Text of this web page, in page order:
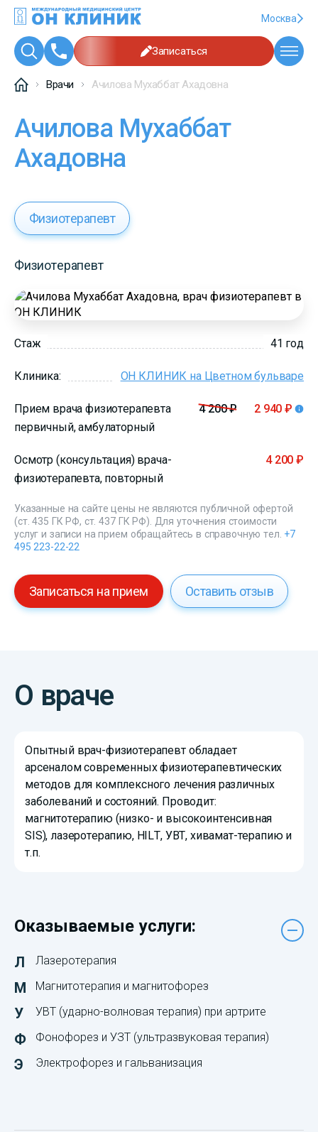
Москва
Записаться
Врачи Ачилова Мухаббат Ахадовна
Ачилова Мухаббат
Ахадовна
Физиотерапевт
Физиотерапевт
Стаж 41 год
Клиника: ОН КЛИНИК на Цветном бульваре
Прием врача физиотерапевта
первичный, амбулаторный
4 200 ₽ 2 940 ₽
Осмотр (консультация) врача-
физиотерапевта, повторный
4 200 ₽
Указанные на сайте цены не являются публичной офертой
(ст. 435 ГК РФ, ст. 437 ГК РФ). Для уточнения стоимости
услуг и записи на прием обращайтесь в справочную тел. +7
495 223-22-22
Записаться на прием Оставить отзыв
О враче
Опытный врач-физиотерапевт обладает
арсеналом современных физиотерапевтических
методов для комплексного лечения различных
заболеваний и состояний. Проводит:
магнитотерапию (низко- и высокоинтенсивная
SIS), лазеротерапию, HILT, УВТ, хивамат-терапию и
т.п.
Оказываемые услуги:
Лазеротерапия
Магнитотерапия и магнитофорез
УВТ (ударно-волновая терапия) при артрите
Фонофорез и УЗТ (ультразвуковая терапия)
Электрофорез и гальванизация